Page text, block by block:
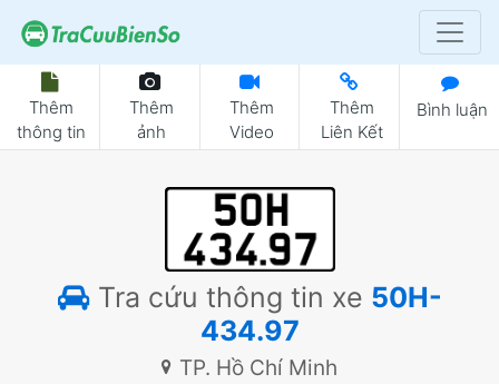
Thêm
thông tin
Thêm
ảnh
Thêm
Video
Thêm
Liên Kết
Bình luận
Tra cứu thông tin xe 50H-
434.97
TP. Hồ Chí Minh